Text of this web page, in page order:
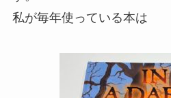
私が毎年使っている本は